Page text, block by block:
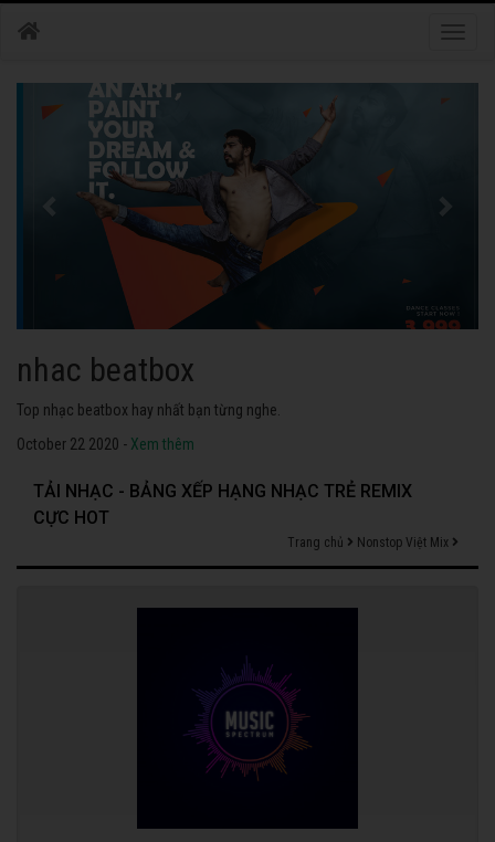
nhac dance
Những bài nhạc dance tuyển chọn 2020 hay nhất.
October 22 2020 - Xem thêm
TẢI NHẠC - BẢNG XẾP HẠNG NHẠC TRẺ REMIX
CỰC HOT
Trang chủ Nonstop Việt Mix